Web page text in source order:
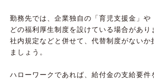
勤務先では、企業独自の「育児支援金」や
どの福利厚生制度を設けている場合があり
社内規定などと併せて、代替制度がないか
ましょう。
ハローワークであれば、給付金の支給要件